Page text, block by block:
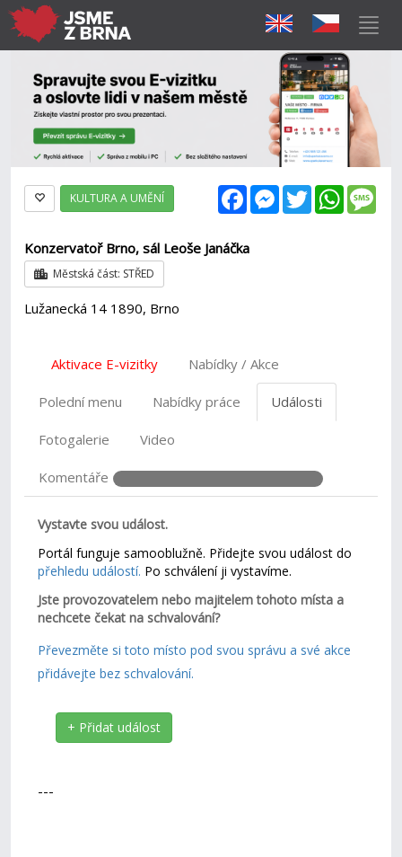
FacebookMessenger
Twitter
KULTURA A UMĚNÍ
Konzervatoř Brno, sál Leoše Janáčka
Městská část: STŘED
Lužanecká 14 1890, Brno
Aktivace E-vizitky Nabídky / Akce
Polední menu Nabídky práce Události
Fotogalerie Video
Komentáře
Vystavte svou událost.
Portál funguje samooblužně. Přidejte svou událost do
přehledu událostí. Po schválení ji vystavíme.
Jste provozovatelem nebo majitelem tohoto místa a
nechcete čekat na schvalování?
Převezměte si toto místo pod svou správu a své akce
přidávejte bez schvalování.
+ Přidat událost
---